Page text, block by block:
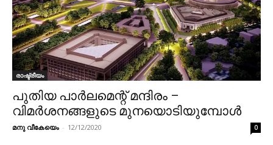
രാഷ്ട്രീയം
പുതിയ പാര്‍ലമെന്റ് മന്ദിരം –
വിമര്‍ശനങ്ങളുടെ മുനയൊടിയുമ്പോള്‍
മനു വീകേയെം - 12/12/2020 0